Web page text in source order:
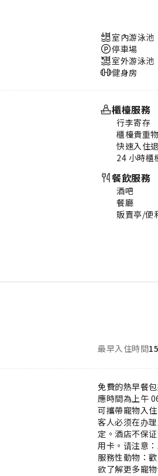
室內游泳池
停車場
室外游泳池
健身房
櫃檯服務
行李寄存
櫃檯貴重
快速入住
24 小時櫃
餐飲服務
酒吧
餐廳
販賣亭/便
最早入住時間
免費的熱早餐
應時間為上午
可攜帶寵物入
客人必须在办
定。酒店不保
用卡。请注意
服務性動物：
欲了解更多寵